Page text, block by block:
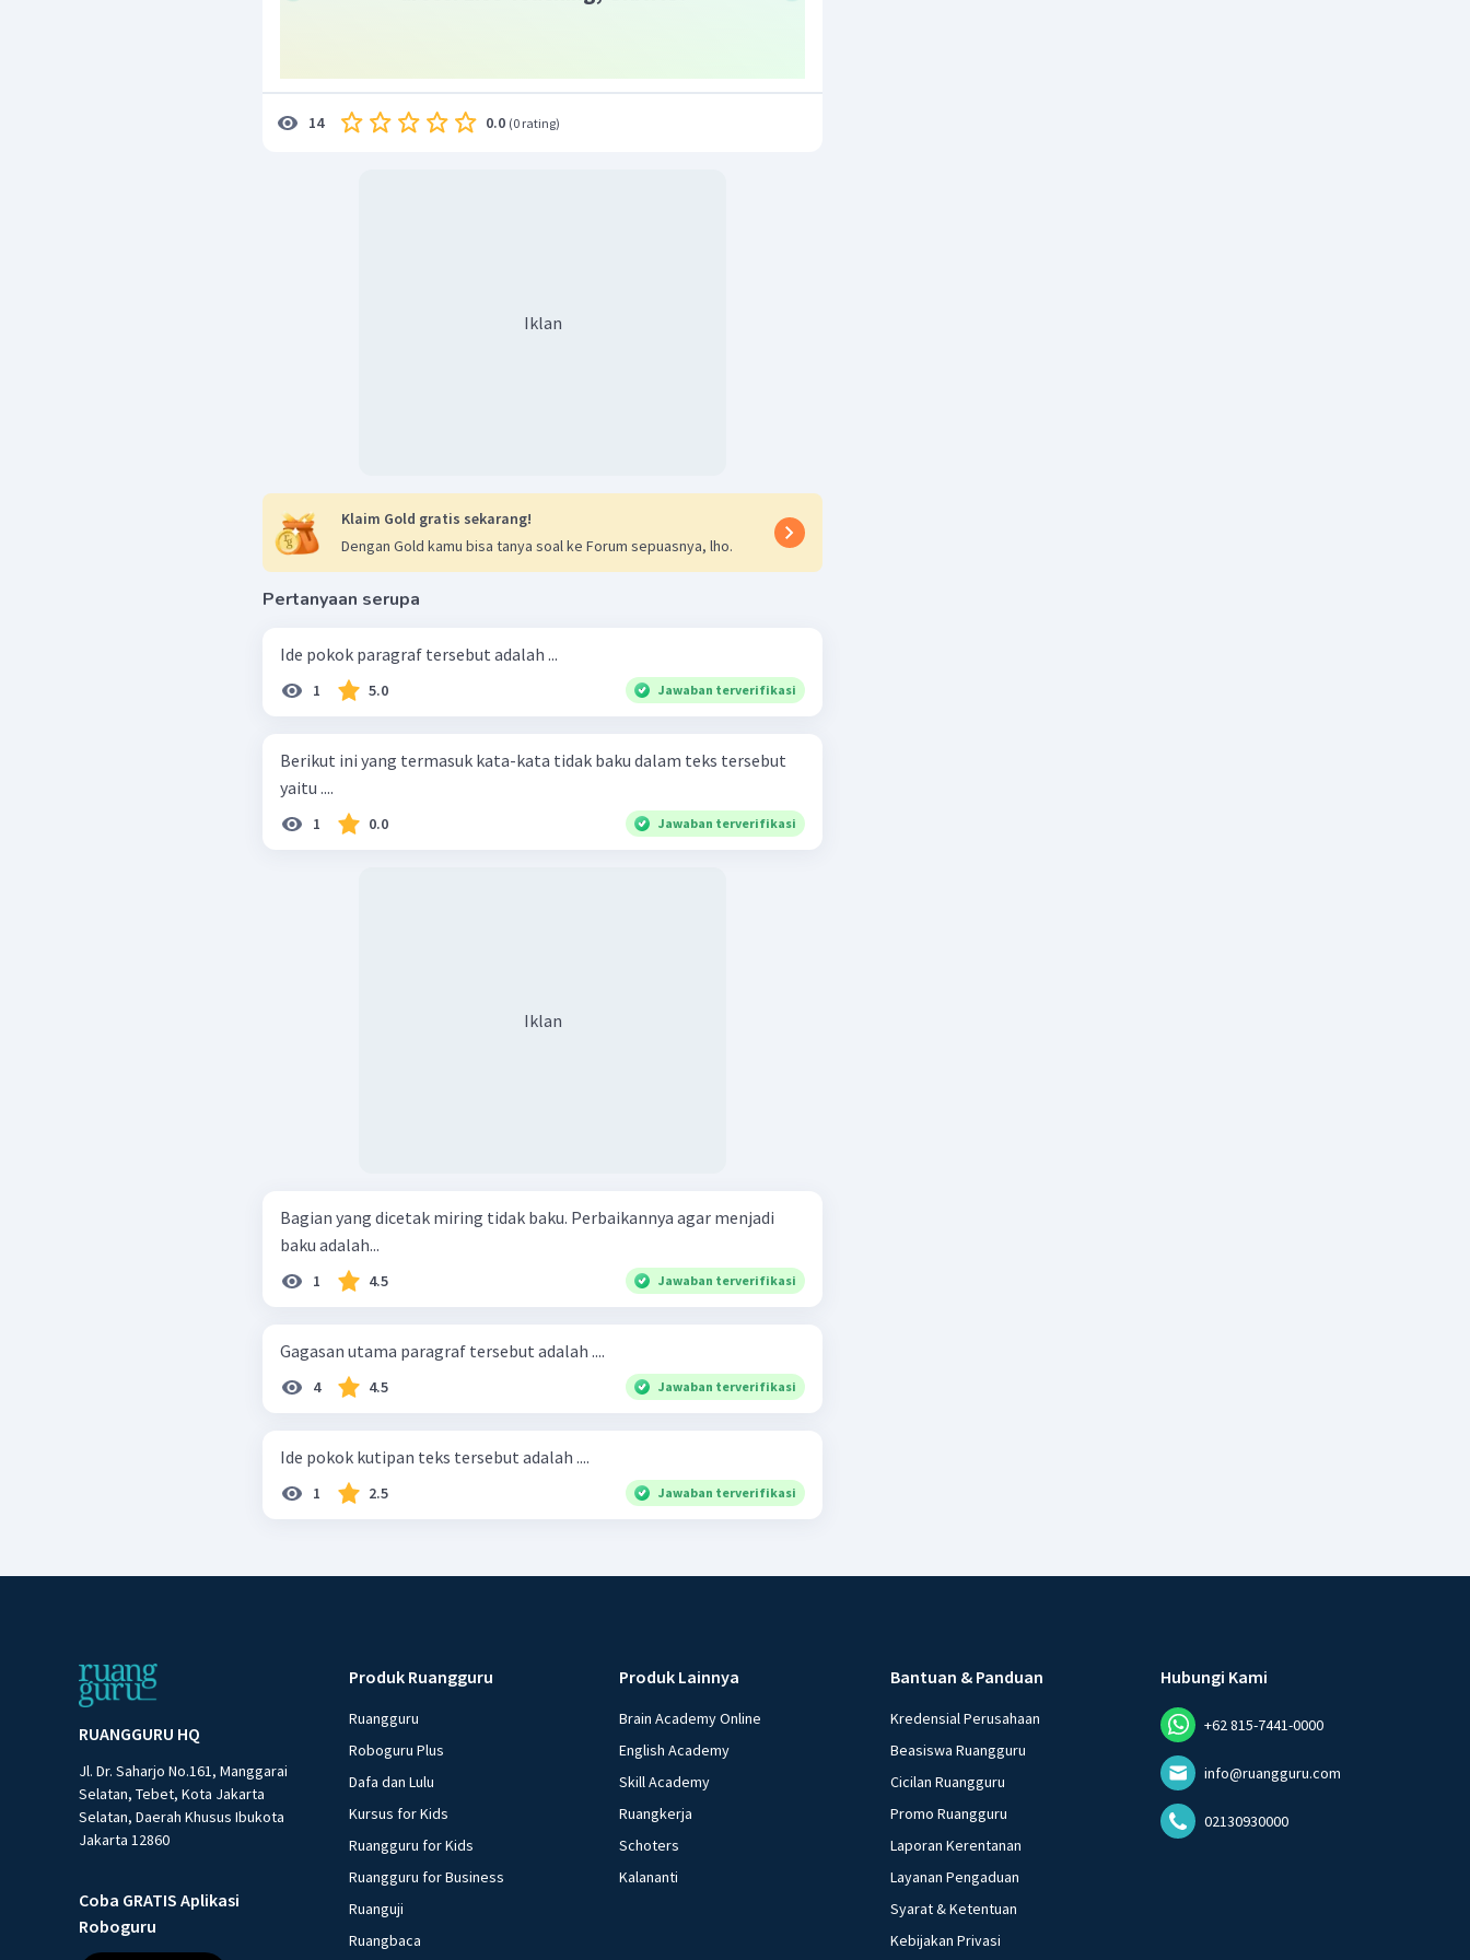
14 0.0 (0 rating)
Iklan
Klaim Gold gratis sekarang!
Dengan Gold kamu bisa tanya soal ke Forum sepuasnya, lho.
Pertanyaan serupa
Ide pokok paragraf tersebut adalah ...
1 5.0 Jawaban terverifikasi
Berikut ini yang termasuk kata-kata tidak baku dalam teks tersebut
yaitu ....
1 0.0 Jawaban terverifikasi
Iklan
Bagian yang dicetak miring tidak baku. Perbaikannya agar menjadi
baku adalah...
1 4.5 Jawaban terverifikasi
Gagasan utama paragraf tersebut adalah ....
4 4.5 Jawaban terverifikasi
Ide pokok kutipan teks tersebut adalah ....
1 2.5 Jawaban terverifikasi
RUANGGURU HQ
Jl. Dr. Saharjo No.161, Manggarai
Selatan, Tebet, Kota Jakarta
Selatan, Daerah Khusus Ibukota
Jakarta 12860
Coba GRATIS Aplikasi
Roboguru
Produk Ruangguru
Ruangguru
Roboguru Plus
Dafa dan Lulu
Kursus for Kids
Ruangguru for Kids
Ruangguru for Business
Ruanguji
Ruangbaca
Produk Lainnya
Brain Academy Online
English Academy
Skill Academy
Ruangkerja
Schoters
Kalananti
Bantuan & Panduan
Kredensial Perusahaan
Beasiswa Ruangguru
Cicilan Ruangguru
Promo Ruangguru
Laporan Kerentanan
Layanan Pengaduan
Syarat & Ketentuan
Kebijakan Privasi
Hubungi Kami
+62 815-7441-0000
info@ruangguru.com
02130930000